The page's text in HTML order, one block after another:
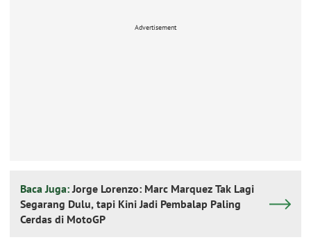
Advertisement
Baca Juga:Jorge Lorenzo: Marc Marquez Tak Lagi
Segarang Dulu, tapi Kini Jadi Pembalap Paling
Cerdas di MotoGP